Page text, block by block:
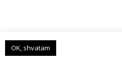
OK, shvatam